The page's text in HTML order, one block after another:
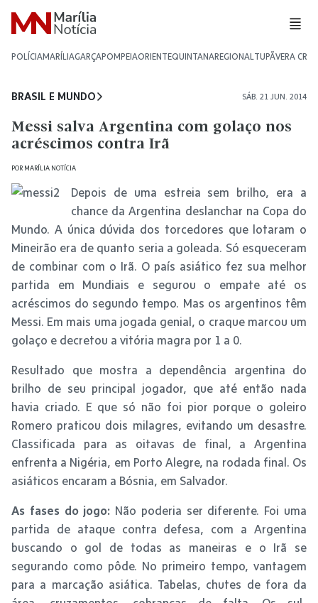
POLÍCIAMARÍLIAGARÇAPOMPEIAORIENTEQUINTANAREGIONALTUPÃVERA CRUZ
BRASIL E MUNDO SÁB. 21 JUN. 2014
Messi salva Argentina com golaço nos
acréscimos contra Irã
POR MARÍLIA NOTÍCIA
Depois de uma estreia sem brilho, era a
chance da Argentina deslanchar na Copa do
Mundo. A única dúvida dos torcedores que lotaram o
Mineirão era de quanto seria a goleada. Só esqueceram
de combinar com o Irã. O país asiático fez sua melhor
partida em Mundiais e segurou o empate até os
acréscimos do segundo tempo. Mas os argentinos têm
Messi. Em mais uma jogada genial, o craque marcou um
golaço e decretou a vitória magra por 1 a 0.
Resultado que mostra a dependência argentina do
brilho de seu principal jogador, que até então nada
havia criado. E que só não foi pior porque o goleiro
Romero praticou dois milagres, evitando um desastre.
Classificada para as oitavas de final, a Argentina
enfrenta a Nigéria, em Porto Alegre, na rodada final. Os
asiáticos encaram a Bósnia, em Salvador.
As fases do jogo: Não poderia ser diferente. Foi uma
partida de ataque contra defesa, com a Argentina
buscando o gol de todas as maneiras e o Irã se
segurando como pôde. No primeiro tempo, vantagem
para a marcação asiática. Tabelas, chutes de fora da